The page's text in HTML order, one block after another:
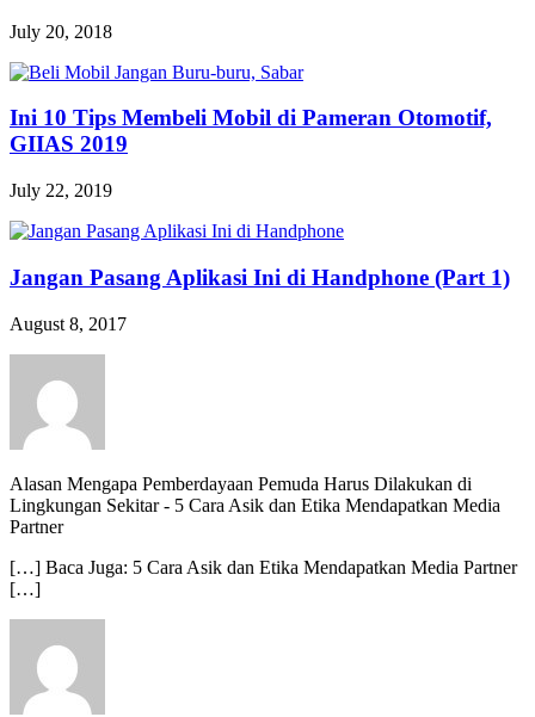
July 20, 2018
Ini 10 Tips Membeli Mobil di Pameran Otomotif,
GIIAS 2019
July 22, 2019
Jangan Pasang Aplikasi Ini di Handphone (Part 1)
August 8, 2017
Alasan Mengapa Pemberdayaan Pemuda Harus Dilakukan di
Lingkungan Sekitar- 5 Cara Asik dan Etika Mendapatkan Media
Partner
[…] Baca Juga: 5 Cara Asik dan Etika Mendapatkan Media Partner
[…]